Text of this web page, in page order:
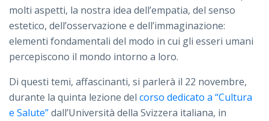
molti aspetti, la nostra idea dell’empatia, del senso
estetico, dell’osservazione e dell’immaginazione:
elementi fondamentali del modo in cui gli esseri umani
percepiscono il mondo intorno a loro.
Di questi temi, affascinanti, si parlerà il 22 novembre,
durante la quinta lezione del corso dedicato a “Cultura
e Salute”dall’Università della Svizzera italiana, in